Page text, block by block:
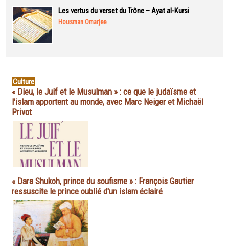
Les vertus du verset du Trône – Ayat al-Kursi
Housman Omarjee
Culture
« Dieu, le Juif et le Musulman » : ce que le judaïsme et
l'islam apportent au monde, avec Marc Neiger et Michaël
Privot
« Dara Shukoh, prince du soufisme » : François Gautier
ressuscite le prince oublié d'un islam éclairé